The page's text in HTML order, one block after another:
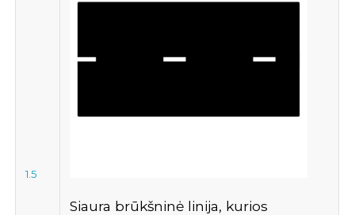
1.5
Siaura brūkšninė linija, kurios